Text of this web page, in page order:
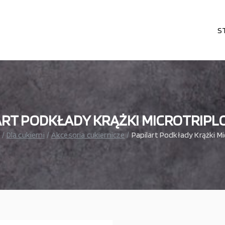
PODKŁADY KRĄŻKI
Dla cukierni Akcesoria cukiernicze Papilart Podkłady Krążki